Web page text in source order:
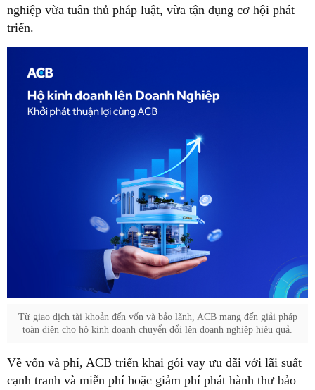
nghiệp vừa tuân thủ pháp luật, vừa tận dụng cơ hội phát
triển.
Từ giao dịch tài khoản đến vốn và bảo lãnh, ACB mang đến giải pháp
toàn diện cho hộ kinh doanh chuyển đổi lên doanh nghiệp hiệu quả.
Về vốn và phí, ACB triển khai gói vay ưu đãi với lãi suất
cạnh tranh và miễn phí hoặc giảm phí phát hành thư bảo